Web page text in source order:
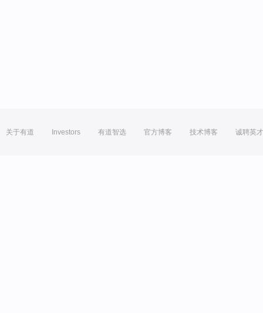
关于有道 Investors 有道智选 官方博客 技术博客 诚聘英才